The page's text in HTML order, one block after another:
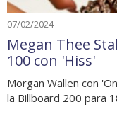
07/02/2024
Megan Thee
100 con 'Hiss'
Morgan Wallen con
la Billboard 200 para